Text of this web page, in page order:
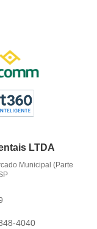
LTDA
Municipal (Parte
4040